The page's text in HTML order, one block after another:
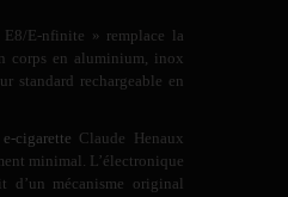
E-nfinite » remplace la
corps en aluminium, inox
standard rechargeable en
e-cigarette Claude Henaux
minimal. L’électronique
d’un mécanisme original